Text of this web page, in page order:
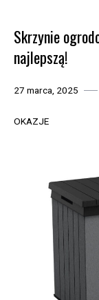
Skrzynie
najlepszą!
27 marca, 2025
OKAZJE